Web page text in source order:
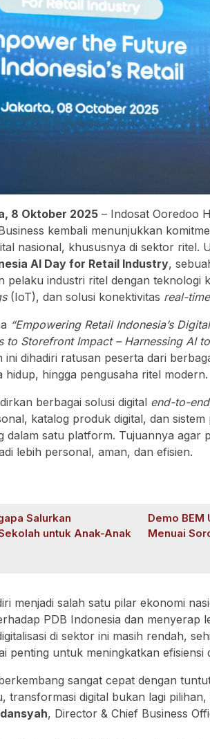
8 Oktober 2025 – Indosat Ooredoo
kembali menunjukkan
nasional, khususnya di sektor ritel.
AI Day for Retail Industry,
pelaku industri ritel dengan teknologi
(IoT), dan solusi konektivitas real-time
“Empowering Retail Indonesia’s
to Storefront Impact – Harnessing AI
ini dihadiri ratusan peserta dari
hidup, hingga pengusaha ritel modern.
berbagai solusi digital end-to-end
katalog produk digital, dan
dalam satu platform. Tujuannya agar
lebih personal, aman, dan efisien.
Salurkan
untuk Anak-Anak
Demo BEM
Menuai
menjadi salah satu pilar ekonomi
PDB Indonesia dan menyerap
di sektor ini masih rendah,
penting untuk meningkatkan efisiensi
sangat cepat dengan
transformasi digital bukan lagi
, Director & Chief Business